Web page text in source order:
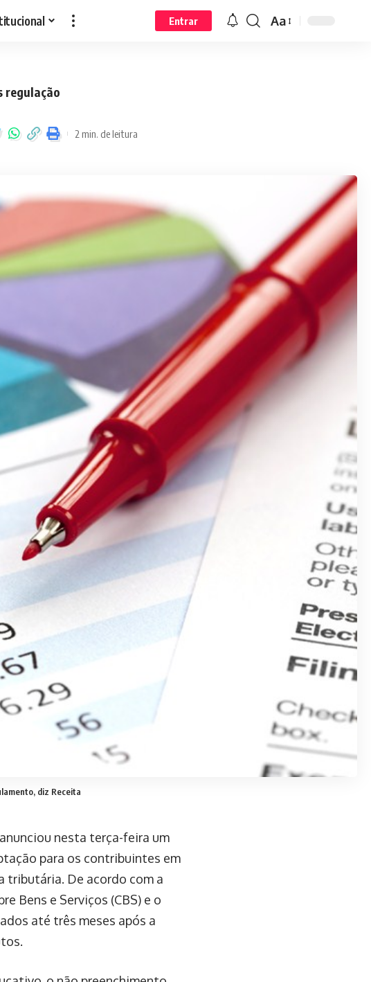
Entrar Aa
regulação
2 min. de leitura
diz Receita
nesta terça-feira um
para os contribuintes em
tributária. De acordo com a
Bens e Serviços (CBS) e o
até três meses após a